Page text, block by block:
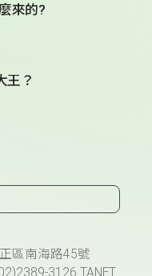
來的?
王？
區南海路45號